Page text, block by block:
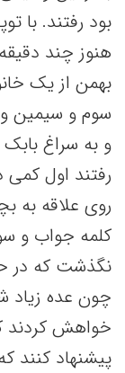
بود رفتند. با
هنوز چند
بهمن از یک
سوم و سیمین و
و به سراغ
رفتند اول کمی
روی علاقه به
کلمه جواب و
نگذشت که در
چون عده زیاد
خواهش کردند
پیشنهاد کنند